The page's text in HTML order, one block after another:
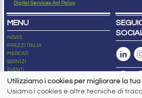
Digital Services Act Policy
MENU
NEWS
PREZZI ITALIA
MERCATI
SERVIZI
EVENTI
ABBONAMENTI
NEWSLETTER
Utilizziamo i cookies per migliorare la
Usiamo i cookies e altre tecniche di